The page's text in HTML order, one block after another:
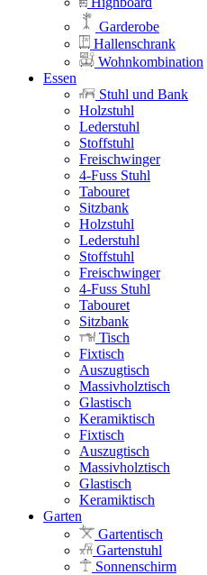
Garderobe
Hallenschrank
Wohnkombination
Essen
Stuhl und Bank
Holzstuhl
Lederstuhl
Stoffstuhl
Freischwinger
4-Fuss Stuhl
Tabouret
Sitzbank
Holzstuhl
Lederstuhl
Stoffstuhl
Freischwinger
4-Fuss Stuhl
Tabouret
Sitzbank
Tisch
Fixtisch
Auszugtisch
Massivholztisch
Glastisch
Keramiktisch
Fixtisch
Auszugtisch
Massivholztisch
Glastisch
Keramiktisch
Garten
Gartentisch
Gartenstuhl
Sonnenschirm